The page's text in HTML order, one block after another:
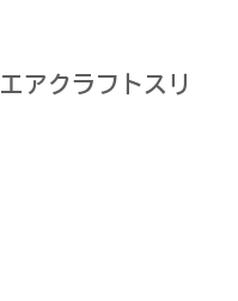
クラフトスリ